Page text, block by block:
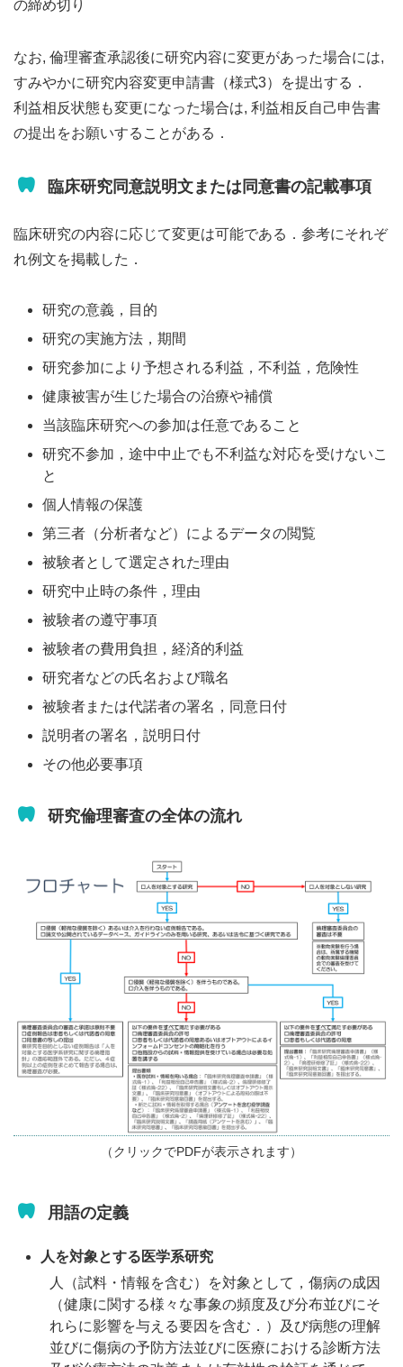
の締め切り
なお, 倫理審査承認後に研究内容に変更があった場合には,
すみやかに研究内容変更申請書（様式3）を提出する．
利益相反状態も変更になった場合は, 利益相反自己申告書
の提出をお願いすることがある．
臨床研究同意説明文または同意書の記載事項
臨床研究の内容に応じて変更は可能である．参考にそれぞ
れ例文を掲載した．
研究の意義，目的
研究の実施方法，期間
研究参加により予想される利益，不利益，危険性
健康被害が生じた場合の治療や補償
当該臨床研究への参加は任意であること
研究不参加，途中中止でも不利益な対応を受けないこ
と
個人情報の保護
第三者（分析者など）によるデータの閲覧
被験者として選定された理由
研究中止時の条件，理由
被験者の遵守事項
被験者の費用負担，経済的利益
研究者などの氏名および職名
被験者または代諾者の署名，同意日付
説明者の署名，説明日付
その他必要事項
研究倫理審査の全体の流れ
（クリックでPDFが表示されます）
用語の定義
人を対象とする医学系研究
人（試料・情報を含む）を対象として，傷病の成因
（健康に関する様々な事象の頻度及び分布並びにそ
れらに影響を与える要因を含む．）及び病態の理解
並びに傷病の予防方法並びに医療における診断方法